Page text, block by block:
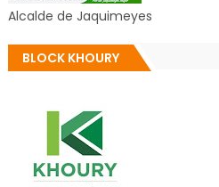
Alcalde de Jaquimeyes
BLOCK KHOURY